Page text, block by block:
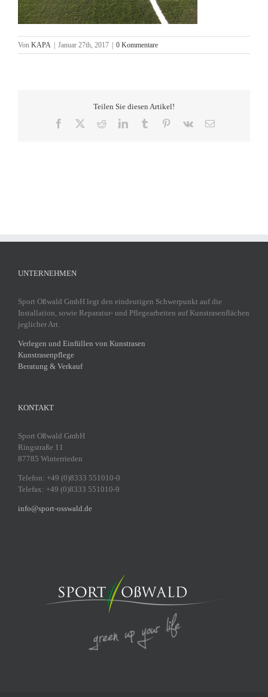
Von KAPA Januar 27th, 2017 0 Kommentare
Teilen Sie diesen Artikel!
Facebook RedditLinkedInTumblr Pinterest
Vk
E-
UNTERNEHMEN
Sport Oßwald GmbH legt den eindeutigen Schwerpunkt auf die
Installation, sowie Reparatur- und Pflegearbeiten auf Kunstrasenflächen
jeglicher Art.
Verlegen und Einfüllen von Kunstrasen
Kunstrasenpflege
Beratung & Verkauf
KONTAKT
Sport Oßwald GmbH
Ringstraße 11
87785 Winterrieden
Telefon: +49 (0)8333 551010-0
Telefax: +49 (0)8333 551010-9
info@sport-osswald.de